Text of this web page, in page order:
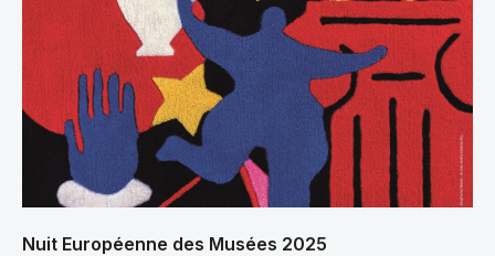
Nuit Européenne des Musées 2025